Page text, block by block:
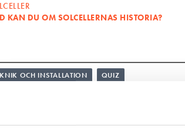
KAN DU OM SOLCELLERNAS HISTORIA?
OCH INSTALLATION QUIZ